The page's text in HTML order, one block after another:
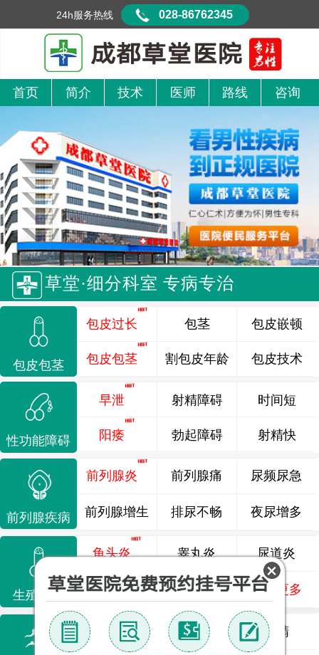
首页 简介 技术 医师 路线 咨询
草堂·细分科室 专病专治
包皮包茎
包皮过长
包皮包茎
包茎
割包皮年龄
包皮嵌顿
包皮技术
性功能障碍
早泄
阳痿
射精障碍
勃起障碍
时间短
射精快
前列腺疾病
前列腺炎 前列腺痛 尿频尿急
前列腺增生 排尿不畅 夜尿增多
生殖感染
龟头炎 睾丸炎 尿道炎
尿相关 泌尿感染 了解更多
死精 少精 弱精
24h服务热线 028-86762345